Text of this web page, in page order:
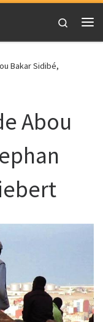
Search
Bakar Sidibé,
Abou